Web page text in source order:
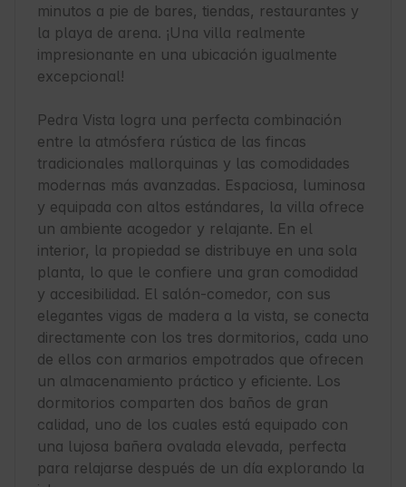
minutos a pie de bares, tiendas, restaurantes y
la playa de arena. ¡Una villa realmente
impresionante en una ubicación igualmente
excepcional!
Pedra Vista logra una perfecta combinación
entre la atmósfera rústica de las fincas
tradicionales mallorquinas y las comodidades
modernas más avanzadas. Espaciosa, luminosa
y equipada con altos estándares, la villa ofrece
un ambiente acogedor y relajante. En el
interior, la propiedad se distribuye en una sola
planta, lo que le confiere una gran comodidad
y accesibilidad. El salón-comedor, con sus
elegantes vigas de madera a la vista, se conecta
directamente con los tres dormitorios, cada uno
de ellos con armarios empotrados que ofrecen
un almacenamiento práctico y eficiente. Los
dormitorios comparten dos baños de gran
calidad, uno de los cuales está equipado con
una lujosa bañera ovalada elevada, perfecta
para relajarse después de un día explorando la